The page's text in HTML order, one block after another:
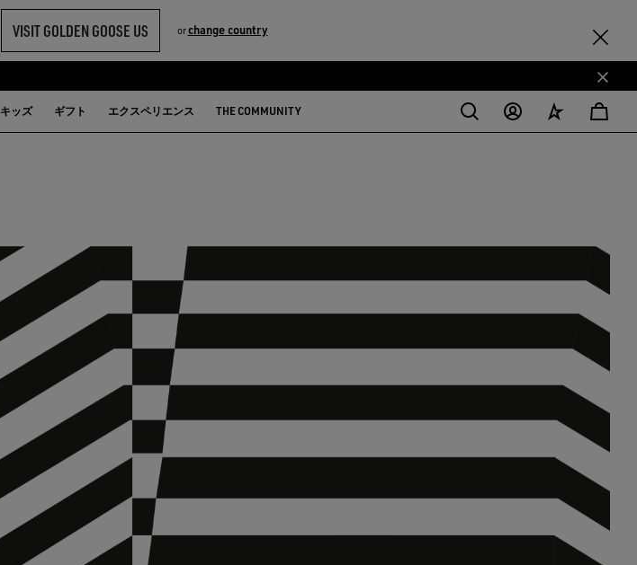
VISIT GOLDEN GOOSE US orchange country
キッズ ギフト エクスペリエンス THE COMMUNITY